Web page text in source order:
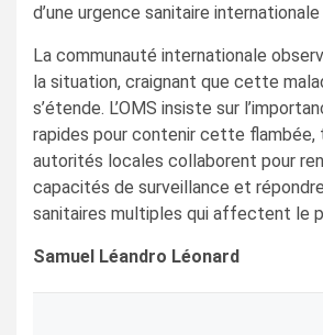
d’une urgence sanitaire
La communauté internationale
la situation, craignant que cette
s’étende. L’OMS insiste sur
rapides pour contenir cette flambée,
autorités locales collaborent pour
capacités de surveillance et
sanitaires multiples qui affectent le
Samuel Léandro Léonard